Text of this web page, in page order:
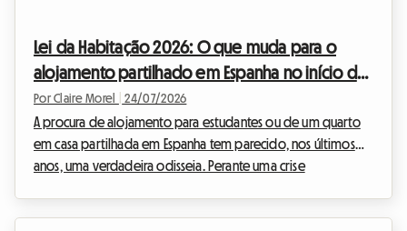
entrega das chaves. Ter de bloquear o equivalent...
Lei da Habitação 2026: O que muda para o
alojamento partilhado em Espanha no início do
ano letivo
Por Claire Morel 24/07/2026
A procura de alojamento para estudantes ou de um quarto
em casa partilhada em Espanha tem parecido, nos últimos
anos, uma verdadeira odisseia. Perante uma crise